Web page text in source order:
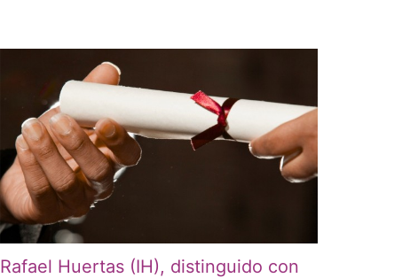
Rafael Huertas (IH), distinguido con